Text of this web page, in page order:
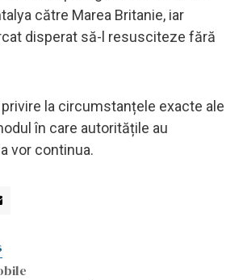
către Marea Britanie, iar
disperat să-l resusciteze fără
la circumstanțele exacte ale
în care autoritățile au
vor continua.